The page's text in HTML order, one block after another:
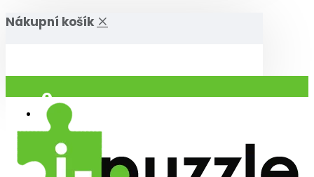
Nákupní košík
Přihlásit
Registrovat